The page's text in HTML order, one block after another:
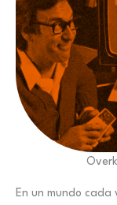
En un mundo